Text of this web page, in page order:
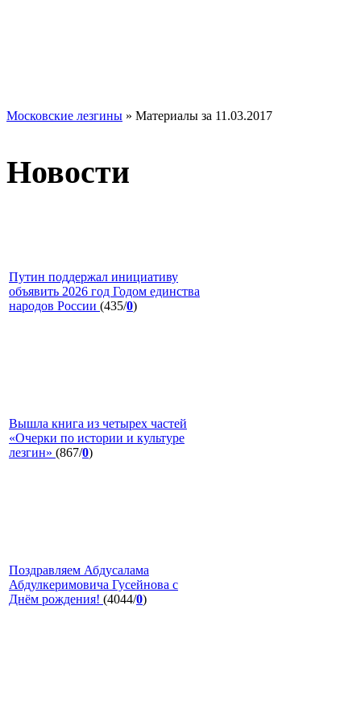
Московские лезгины » Материалы за 11.03.2017
Новости
Путин поддержал инициативу
объявить 2026 год Годом единства
народов России (435/0)
Вышла книга из четырех частей
«Очерки по истории и культуре
лезгин» (867/0)
Поздравляем Абдусалама
Абдулкеримовича Гусейнова с
Днём рождения! (4044/0)